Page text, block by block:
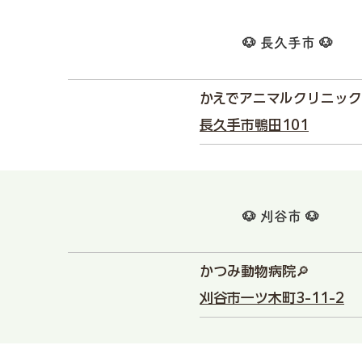
🐶 長久手市 🐶
かえでアニマルクリニッ
長久手市鴨田101
🐶 刈谷市 🐶
かつみ動物病院🔎
刈谷市一ツ木町3-11-2